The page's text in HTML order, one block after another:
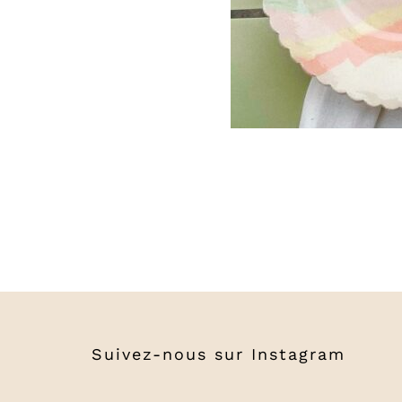
Suivez-nous sur Instagram